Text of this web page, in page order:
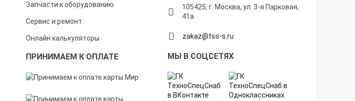
Запчасти к оборудованию
Сервис и ремонт
Онлайн калькуляторы
ПРИНИМАЕМ К ОПЛАТЕ
105425, г. Москва, ул. 3-я Парковая,
41а
zakaz@tss-s.ru
МЫ В СОЦСЕТЯХ